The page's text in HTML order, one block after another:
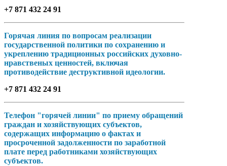
+7 871 432 24 91
Горячая линия по вопросам реализации
государственной политики по сохранению и
укреплению традиционных российских духовно-
нравственых ценностей, включая
противодействие деструктивной идеологии.
+7 871 432 24 91
Телефон "горячей линии" по приему обращений
граждан и хозяйствующих субъектов,
содержащих информацию о фактах и
просроченной задолженности по заработной
плате перед работниками хозяйствующих
субъектов.